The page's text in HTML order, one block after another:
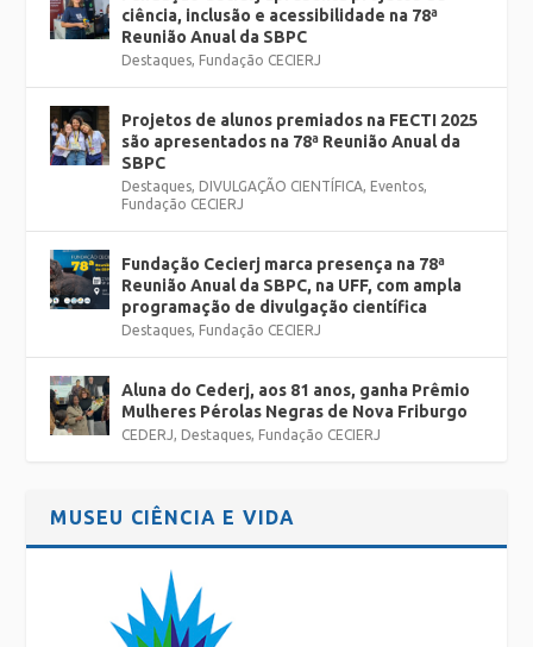
ciência, inclusão e acessibilidade na 78ª
Reunião Anual da SBPC
Destaques, Fundação CECIERJ
Projetos de alunos premiados na FECTI 2025
são apresentados na 78ª Reunião Anual da
SBPC
Destaques, DIVULGAÇÃO CIENTÍFICA, Eventos,
Fundação CECIERJ
Fundação Cecierj marca presença na 78ª
Reunião Anual da SBPC, na UFF, com ampla
programação de divulgação científica
Destaques, Fundação CECIERJ
Aluna do Cederj, aos 81 anos, ganha Prêmio
Mulheres Pérolas Negras de Nova Friburgo
CEDERJ, Destaques, Fundação CECIERJ
MUSEU CIÊNCIA E VIDA